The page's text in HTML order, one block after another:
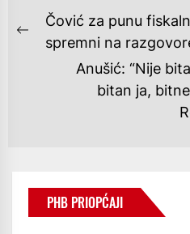
NAVIGACIJA
OBJAVA
Previous
Čović za punu
spremni na
Anušić: “Nije
bitan ja,
PHB PRIOPĆAJI